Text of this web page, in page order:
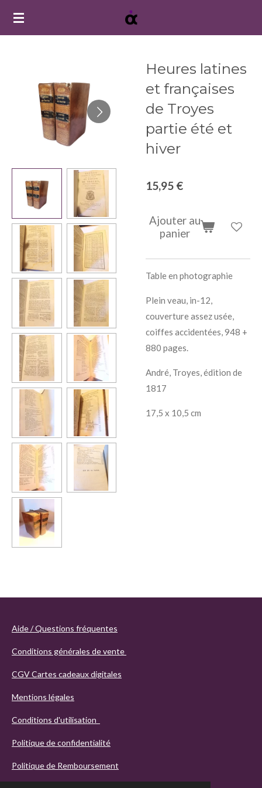
Passer
Heures latines
et françaises
de Troyes
partie été et
hiver
15,95 €
Ajouter au
panier
Table en photographie
Plein veau, in-12,
couverture assez usée,
coiffes accidentées, 948 +
880 pages.
André, Troyes, édition de
1817
17,5 x 10,5 cm
Aide / Questions fréquentes
Conditions générales de vente
CGV Cartes cadeaux digitales
Mentions légales
Conditions d'utilisation
Politique de confidentialité
Politique de Remboursement